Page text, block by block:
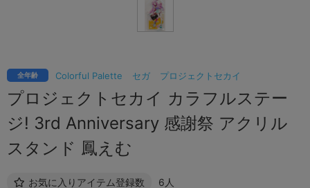
Colorful Palette セガ プロジェクトセカイ
全年齢
プロジェクトセカイ カラフルステー
ジ! 3rd Anniversary 感謝祭 アクリル
スタンド 鳳えむ
お気に入りアイテム登録数 6人